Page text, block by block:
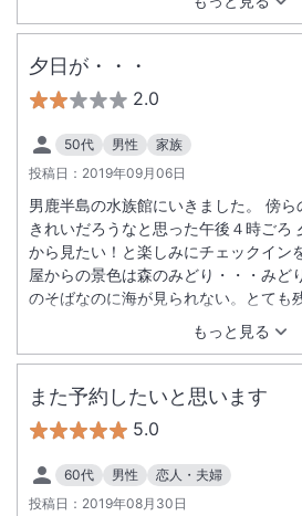
して過ごせました。料理は石焼の汁を
ければ更に名物感が増したのでは ま
の列は工夫が必要かと思いました。 と
た。 部屋の窓枠汚れ、結露凍結による
修繕必要ですね。
夕日が・・・
2.0
50代 男性
家族
投稿日： 2019年09月06日
もっと見る
男鹿半島の水族館にいきました。 傍
きれいだろうなと思った午後４時ごろ
から見たい！と楽しみにチェックイン
屋からの景色は森のみどり・・・みど
のそばなのに海が見られない。とても
また予約したいと思います
5.0
60代 男性
恋人・夫婦
投稿日： 2019年08月30日